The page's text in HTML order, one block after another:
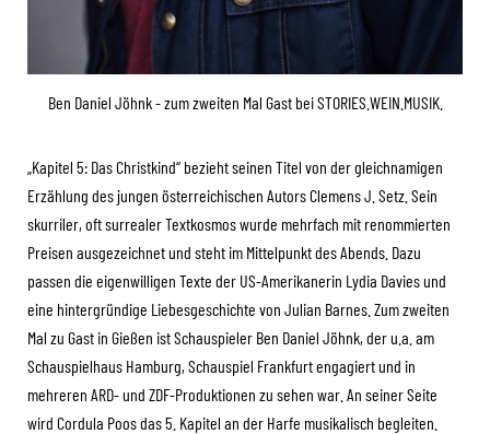
Ben Daniel Jöhnk - zum zweiten Mal Gast bei STORIES.WEIN.MUSIK.
„Kapitel 5: Das Christkind“ bezieht seinen Titel von der gleichnamigen
Erzählung des jungen österreichischen Autors Clemens J. Setz. Sein
skurriler, oft surrealer Textkosmos wurde mehrfach mit renommierten
Preisen ausgezeichnet und steht im Mittelpunkt des Abends. Dazu
passen die eigenwilligen Texte der US-Amerikanerin Lydia Davies und
eine hintergründige Liebesgeschichte von Julian Barnes. Zum zweiten
Mal zu Gast in Gießen ist Schauspieler Ben Daniel Jöhnk, der u.a. am
Schauspielhaus Hamburg, Schauspiel Frankfurt engagiert und in
mehreren ARD- und ZDF-Produktionen zu sehen war. An seiner Seite
wird Cordula Poos das 5. Kapitel an der Harfe musikalisch begleiten.